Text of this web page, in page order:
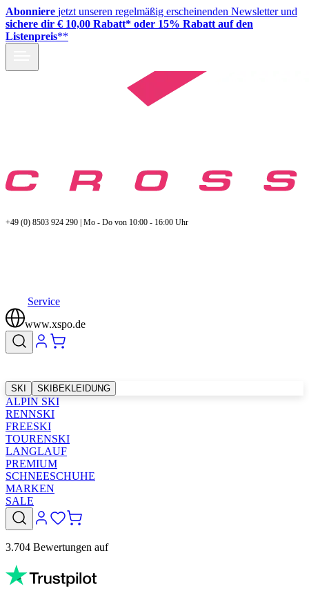
Abonniere jetzt unseren regelmäßig erscheinenden Newsletter und
sichere dir € 10,00 Rabatt* oder 15% Rabatt auf den
Listenpreis**
+49 (0) 8503 924 290 | Mo - Do von 10:00 - 16:00 Uhr
Service
www.xspo.de
SKI SKIBEKLEIDUNG
ALPIN SKI
RENNSKI
FREESKI
TOURENSKI
LANGLAUF
PREMIUM
SCHNEESCHUHE
MARKEN
SALE
3.704 Bewertungen auf